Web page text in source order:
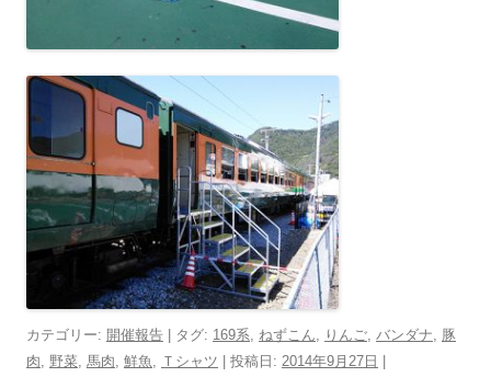
カテゴリー: 開催報告 | タグ: 169系, ねずこん, りんご, バンダナ, 豚
肉, 野菜, 馬肉, 鮮魚, Ｔシャツ | 投稿日: 2014年9月27日